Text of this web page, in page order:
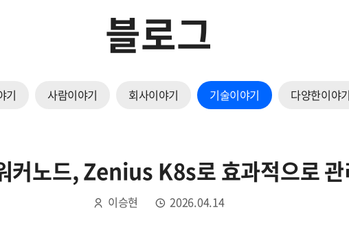
블로그
기 사람이야기 회사이야기 기술이야기 다양한이야기
커노드, Zenius K8s로 효과적으로 관
이승현 2026.04.14